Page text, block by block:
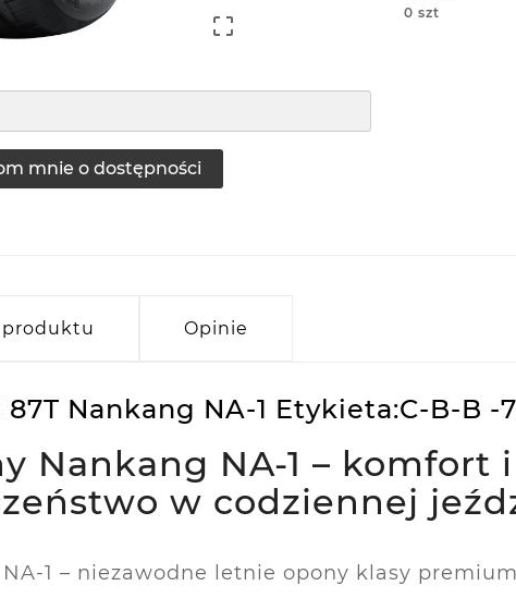

mnie o dostępności
0 szt
produktu Opinie
87T Nankang NA-1 Etykieta:C-B-B -
Nankang NA-1 – komfort i
w codziennej
1 – niezawodne letnie opony klasy premium